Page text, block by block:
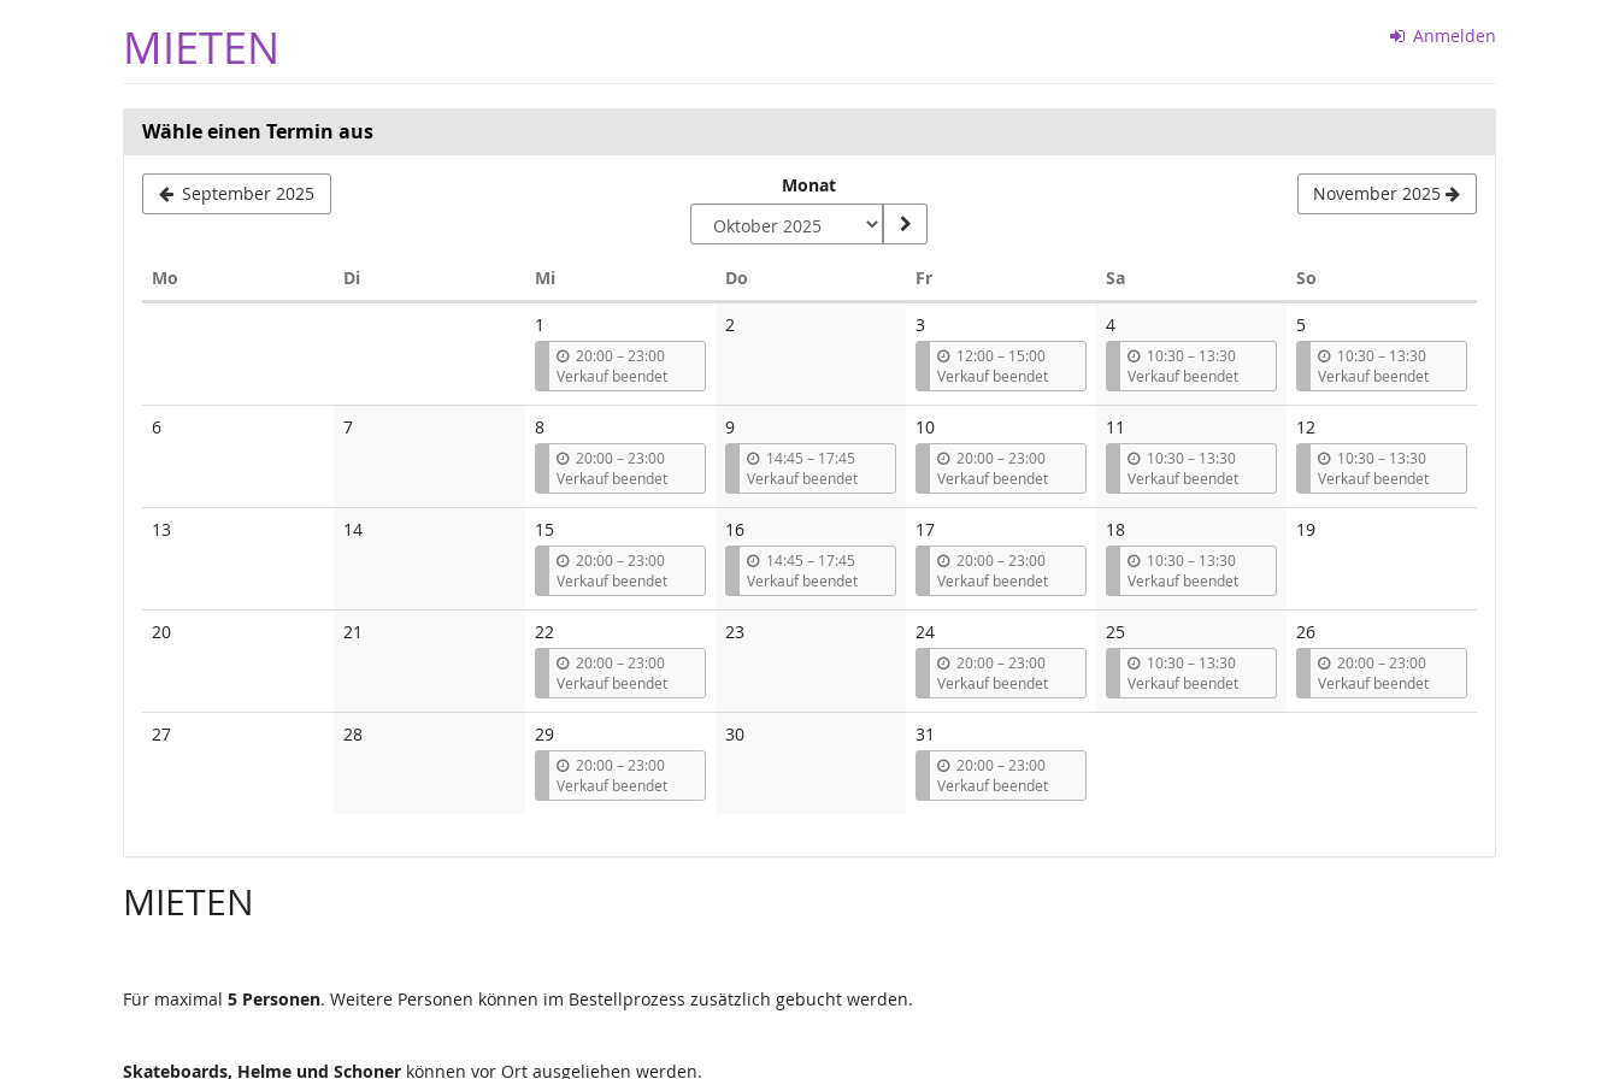
MIETEN Anmelden
Wähle einen Termin aus
September 2025 Monat November 2025
Mo DiDienstag MiMittwoch Do FrFreitag SaSamstag So
1
20:00–b
i
s
23:00
Verkauf beendet
2 3
12:00–b
i
s
15:00
Verkauf beendet
4
10:30–b
i
s
13:30
Verkauf beendet
5
10:30–b
i
s
13:30
Verkauf beendet
6Keine
7Keine
8
20:00–b
i
s
23:00
Verkauf beendet
9
14:45 –b
i
s
17:45
Verkauf beendet
10
20:00–b
i
s
23:00
Verkauf beendet
11
10:30–b
i
s
13:30
Verkauf beendet
12
10:30–b
i
s
13:30
Verkauf beendet
13Keine
14Keine
15
20:00–b
i
s
23:00
Verkauf beendet
16
14:45 –b
i
s
17:45
Verkauf beendet
17
20:00–b
i
s
23:00
Verkauf beendet
18
10:30–b
i
s
13:30
Verkauf beendet
19Keine
20Keine
21 22
20:00–b
i
s
23:00
Verkauf beendet
23Keine
24
20:00–b
i
s
23:00
Verkauf beendet
25
10:30–b
i
s
13:30
Verkauf beendet
26
20:00–b
i
s
23:00
Verkauf beendet
27Keine
28Keine
29
20:00–b
i
s
23:00
Verkauf beendet
30Keine
31
20:00–b
i
s
23:00
Verkauf beendet
MIETEN
Für maximal 5 Personen. Weitere Personen können im Bestellprozess zusätzlich gebucht werden.
Skateboards, Helme und Schoner können vor Ort ausgeliehen werden.